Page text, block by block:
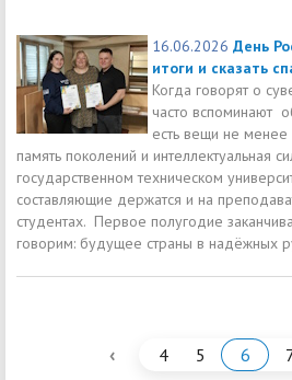
16.06.2026 День
итоги и сказать
Когда говорят о
часто вспоминают
есть вещи не менее
память поколений и интеллектуальная
государственном техническом
составляющие держатся и на
студентах. Первое полугодие
говорим: будущее страны в надёжных
‹ 4 5 6